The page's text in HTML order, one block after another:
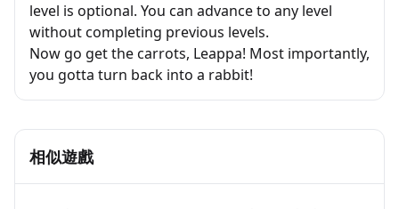
level is optional. You can advance to any level
without completing previous levels.
Now go get the carrots, Leappa! Most importantly,
you gotta turn back into a rabbit!
相似遊戲